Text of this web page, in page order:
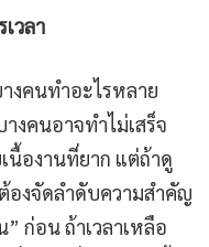
วลา
างคนทำอะไรหลาย
งคนอาจทำไม่เสร็จ
นื้องานที่ยาก แต่ถ้าดู
องจัดลำดับความสำคัญ
ก่อน ถ้าเวลาเหลือ